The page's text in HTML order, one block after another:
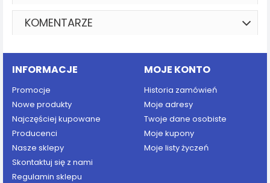
KOMENTARZE
INFORMACJE
Promocje
Nowe produkty
Najczęściej kupowane
Producenci
Nasze sklepy
Skontaktuj się z nami
Regulamin sklepu
MOJE KONTO
Historia zamówień
Moje adresy
Twoje dane osobiste
Moje kupony
Moje listy życzeń